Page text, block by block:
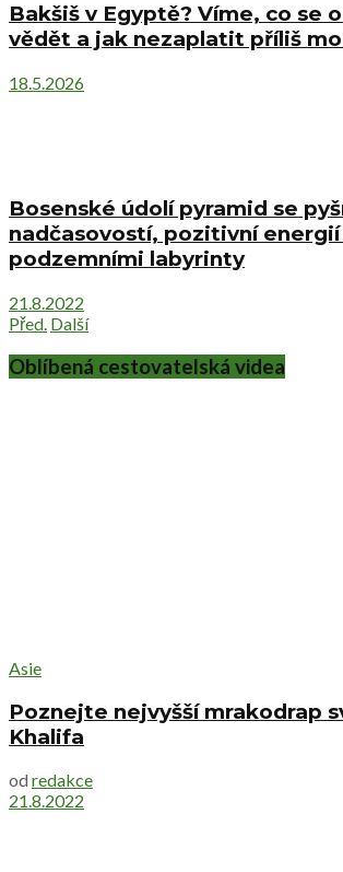
Bakšiš v Egyptě? Víme, co se
vědět a jak nezaplatit příliš
18.5.2026
Bosenské údolí pyramid se
nadčasovostí, pozitivní energií
podzemními labyrinty
21.8.2022
Před. Další
Oblíbená cestovatelská videa
Asie
Poznejte nejvyšší mrakodrap
Khalifa
od redakce
21.8.2022